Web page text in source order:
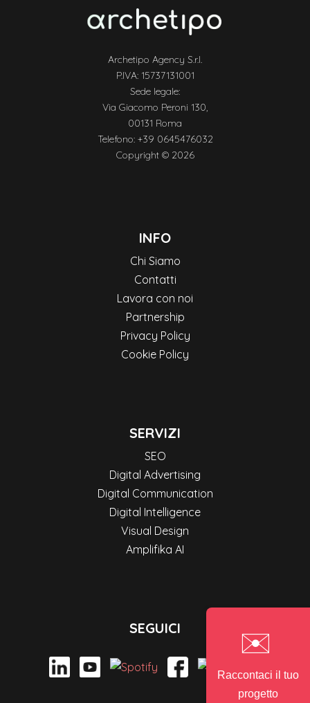
Archetipo Agency S.r.l.
P.IVA: 15737131001
Sede legale:
Via Giacomo Peroni 130,
00131 Roma
Telefono: +39 0645476032
Copyright © 2026
INFO
Chi Siamo
Contatti
Lavora con noi
Partnership
Privacy Policy
Cookie Policy
SERVIZI
SEO
Digital Advertising
Digital Communication
Digital Intelligence
Visual Design
Amplifika AI
SEGUICI ✉️
Raccontaci il tuo
progetto